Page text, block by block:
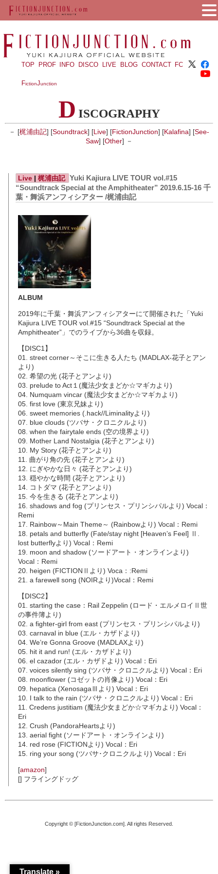
TOP PROF INFO DISCO LIVE BLOG CONTACT FC
FictionJunction
D ISCOGRAPHY
－ [梶浦由記] [Soundtrack] [Live] [FictionJunction] [Kalafina] [See-
Saw] [Other] －
Live | 梶浦由記 Yuki Kajiura LIVE TOUR vol.#15
“Soundtrack Special at the Amphitheater” 2019.6.15-16 千
葉・舞浜アンフィシアター /梶浦由記
ALBUM
2019年に千葉・舞浜アンフィシアターにて開催された「Yuki
Kajiura LIVE TOUR vol.#15 “Soundtrack Special at the
Amphitheater”」でのライブから36曲を収録。
【DISC1】
01. street corner～そこに生きる人たち (MADLAX-花子とアン
より)
02. 希望の光 (花子とアンより)
03. prelude to Act１(魔法少女まどか☆マギカより)
04. Numquam vincar (魔法少女まどか☆マギカより)
05. first love (東京兄妹より)
06. sweet memories (.hack//Liminalityより)
07. blue clouds (ツバサ・クロニクルより)
08. when the fairytale ends (空の境界より)
09. Mother Land Nostalgia (花子とアンより)
10. My Story (花子とアンより)
11. 曲がり角の先 (花子とアンより)
12. にぎやかな日々 (花子とアンより)
13. 穏やかな時間 (花子とアンより)
14. コトダマ (花子とアンより)
15. 今を生きる (花子とアンより)
16. shadows and fog (プリンセス・プリンシパルより) Vocal：
Remi
17. Rainbow～Main Theme～ (Rainbowより) Vocal：Remi
18. petals and butterfly (Fate/stay night [Heaven’s Feel] Ⅱ.
lost butterflyより) Vocal：Remi
19. moon and shadow (ソードアート・オンラインより)
Vocal：Remi
20. heigen (FICTIONⅡより) Voca：:Remi
21. a farewell song (NOIRより)Vocal：Remi
【DISC2】
01. starting the case：Rail Zeppelin (ロード・エルメロイⅡ世
の事件簿より)
02. a fighter-girl from east (プリンセス・プリンシパルより)
03. carnaval in blue (エル・カザドより)
04. We’re Gonna Groove (MADLAXより)
05. hit it and run! (エル・カザドより)
06. el cazador (エル・カザドより) Vocal：Eri
07. voices silently sing (ツバサ・クロニクルより) Vocal：Eri
08. moonflower (コゼットの肖像より) Vocal：Eri
09. hepatica (XenosagaⅢより) Vocal：Eri
10. I talk to the rain (ツバサ・クロニクルより) Vocal：Eri
11. Credens justitiam (魔法少女まどか☆マギカより) Vocal：
Eri
12. Crush (PandoraHeartsより)
13. aerial fight (ソードアート・オンラインより)
14. red rose (FICTIONより) Vocal：Eri
15. ring your song (ツバサ･クロニクルより) Vocal：Eri
[amazon]
[] フライングドッグ
Translate »
Copyright © [FictionJunction.com]. All rights Reserved.